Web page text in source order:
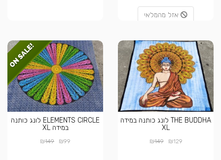
אזל מהמלאי
THE BUDDHA לונג כותנה במידה
XL
₪129
₪149
ELEMENTS CIRCLE לונג כותנה
במידה XL
₪99
₪149